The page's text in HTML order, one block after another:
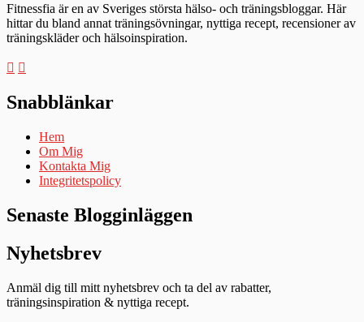
Fitnessfia är en av Sveriges största hälso- och träningsbloggar. Här
hittar du bland annat träningsövningar, nyttiga recept, recensioner av
träningskläder och hälsoinspiration.
Snabblänkar
Hem
Om Mig
Kontakta Mig
Integritetspolicy
Senaste Blogginläggen
Nyhetsbrev
Anmäl dig till mitt nyhetsbrev och ta del av rabatter,
träningsinspiration & nyttiga recept.